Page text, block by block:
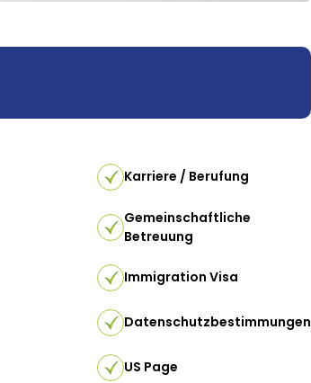
Karriere / Berufung
Gemeinschaftliche
Betreuung
Immigration Visa
Datenschutzbestimmungen
US Page